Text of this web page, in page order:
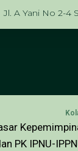
Jl. A Yani No 2-4
PK IPNU-